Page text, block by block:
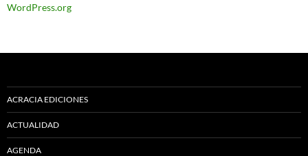
WordPress.org
ACRACIA EDICIONES
ACTUALIDAD
AGENDA